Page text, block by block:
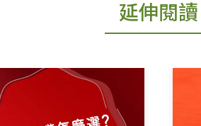
延伸閱讀